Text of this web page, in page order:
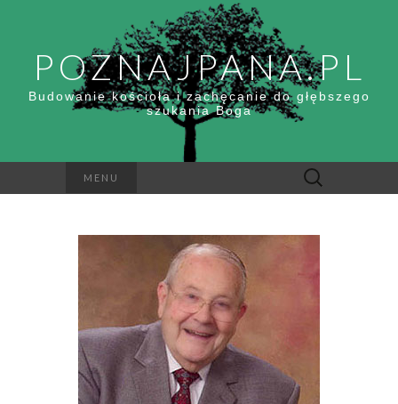
POZNAJPANA.PL
Budowanie kościoła i zachęcanie do głębszego
szukania Boga
MENU Szukaj: